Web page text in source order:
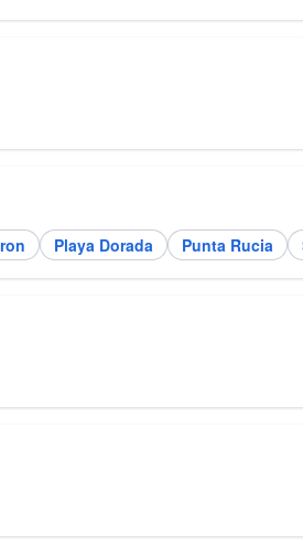
Playa Dorada Punta Rucia